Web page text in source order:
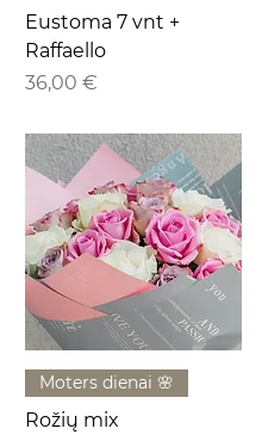
Eustoma 7 vnt +
Raffaello
Kaina
36,00 €
Moters dienai 🌸
Rožių mix